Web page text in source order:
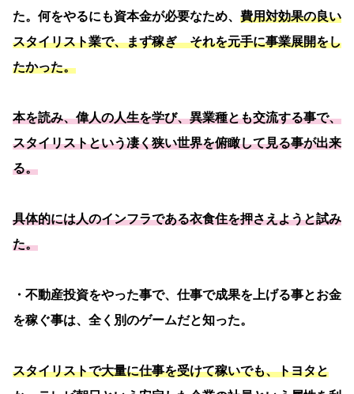
た。何をやるにも資本金が必要なため、 費用対効果の良い
スタイリスト業で、まず稼ぎ それを元手に事業展開をし
たかった。
本を読み、偉人の人生を学び、異業種とも交流する事で、
スタイリストという凄く狭い世界を俯瞰して見る事が出来
る。
具体的には人のインフラである衣食住を押さえようと試み
た。
・不動産投資をやった事で、仕事で成果を上げる事とお金
を稼ぐ事は、全く別のゲームだと知った。
スタイリストで大量に仕事を受けて稼いでも、トヨタと